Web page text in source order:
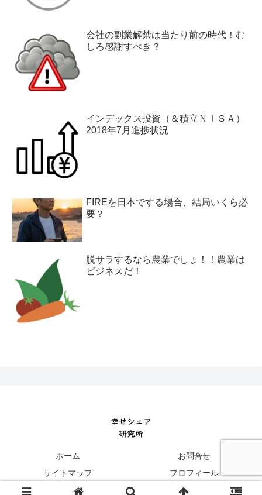
会社の副業解禁は当たり前の時代！む
しろ感謝すべき？
インデックス投資（＆積立ＮＩＳＡ）
2018年7月進捗状況
FIREを日本でする場合、結局いくら必
要？
脱サラするなら農業でしょ！！農業は
ビジネスだ！
ホーム
お問合せ
サイトマップ
プロフィール
© 2017 幸せシェア研究所 ～インデックス投資でＦＩＲＥ起業～.